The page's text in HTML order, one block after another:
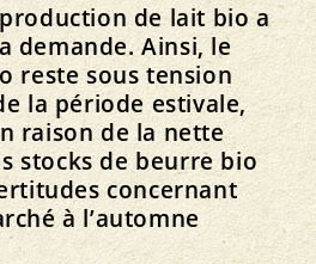
de lait bio a
demande. Ainsi, le
reste sous tension
la période estivale,
raison de la nette
stocks de beurre bio
concernant
à l’automne